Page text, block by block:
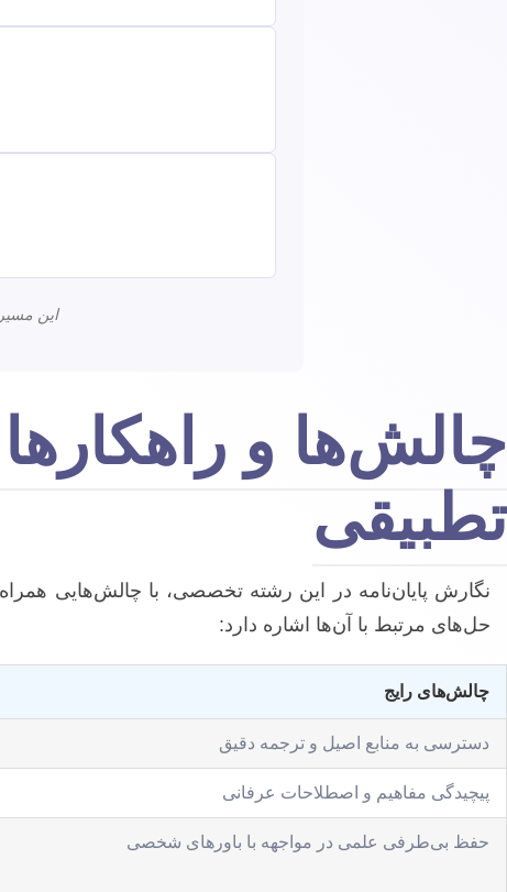
این
چالش‌ها و
تطبیقی
نگارش پایان‌نامه در این رشته تخصصی، با چالش‌هایی
حل‌های مرتبط با آن‌ها اشاره دارد:
چالش‌های رایج
دسترسی به منابع اصیل و ترجمه دقیق
پیچیدگی مفاهیم و اصطلاحات عرفانی
حفظ بی‌طرفی علمی در مواجهه با باورهای شخصی